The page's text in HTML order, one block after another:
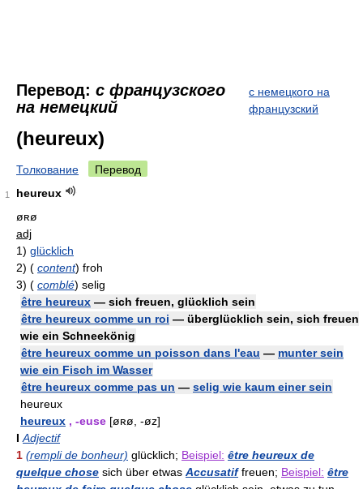
Перевод: с французского
на немецкий
с немецкого на
французский
(heureux)
Толкование Перевод
1
heureux
øʀø
adj
1) glücklich
2) ( content) froh
3) ( comblé) selig
être heureux — sich freuen, glücklich sein
être heureux comme un roi — überglücklich sein, sich freuen
wie ein Schneekönig
être heureux comme un poisson dans l'eau — munter sein
wie ein Fisch im Wasser
être heureux comme pas un — selig wie kaum einer sein
heureux
heureux , -euse [øʀø, -øz]
I Adjectif
1 (rempli de bonheur) glücklich; Beispiel: être heureux de
quelque chose sich über etwas Accusatiffreuen; Beispiel: être